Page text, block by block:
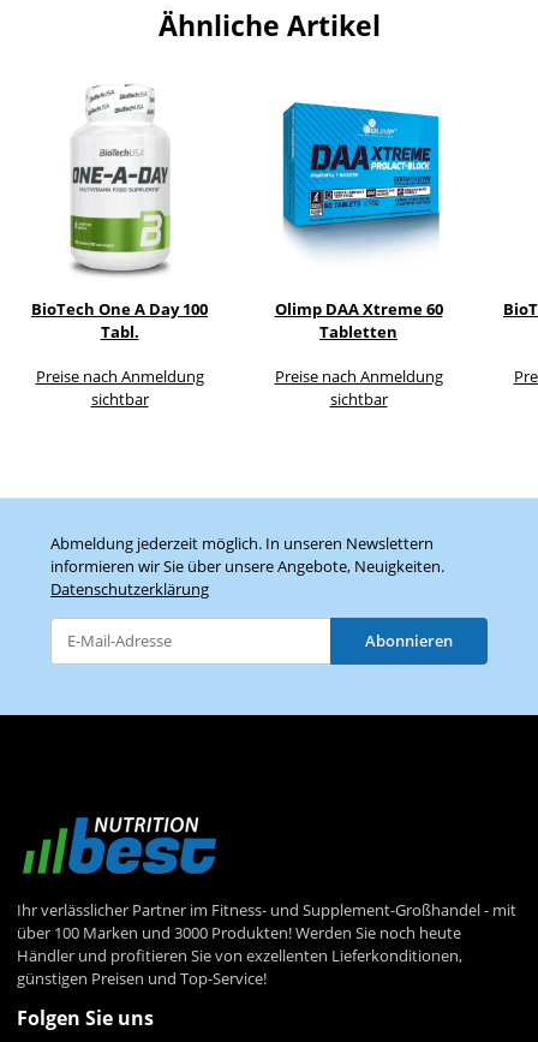
Ähnliche Artikel
BioTech One A Day 100
Tabl.
Preise nach Anmeldung
sichtbar
Olimp DAA Xtreme 60
Tabletten
Preise nach Anmeldung
sichtbar
Abmeldung jederzeit möglich. In unseren Newslettern
informieren wir Sie über unsere Angebote, Neuigkeiten.
Datenschutzerklärung
Abonnieren
Ihr verlässlicher Partner im Fitness- und Supplement-Großhandel - mit
über 100 Marken und 3000 Produkten! Werden Sie noch heute
Händler und profitieren Sie von exzellenten Lieferkonditionen,
günstigen Preisen und Top-Service!
Folgen Sie uns